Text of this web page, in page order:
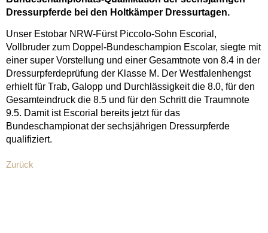
Dressurpferde bei den Holtkämper Dressurtagen.
Unser Estobar NRW-Fürst Piccolo-Sohn Escorial,
Vollbruder zum Doppel-Bundeschampion Escolar, siegte mit
einer super Vorstellung und einer Gesamtnote von 8.4 in der
Dressurpferdeprüfung der Klasse M. Der Westfalenhengst
erhielt für Trab, Galopp und Durchlässigkeit die 8.0, für den
Gesamteindruck die 8.5 und für den Schritt die Traumnote
9.5. Damit ist Escorial bereits jetzt für das
Bundeschampionat der sechsjährigen Dressurpferde
qualifiziert.
Zurück